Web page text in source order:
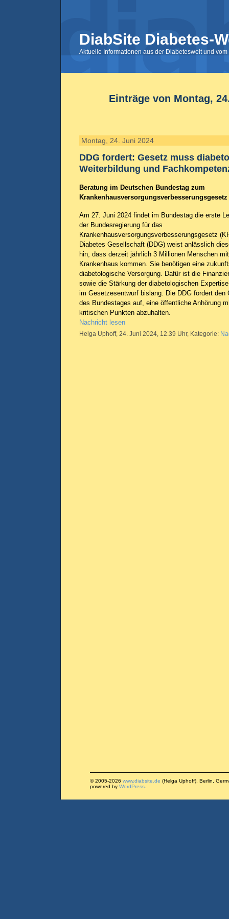
DiabSite Diabetes-
Aktuelle Informationen aus der Diabeteswelt und
Einträge von Montag,
Montag, 24. Juni 2024
DDG fordert: Gesetz muss
Weiterbildung und
Beratung im Deutschen Bundestag zum
Krankenhausversorgungsverbesserungsgesetz
Am 27. Juni 2024 findet im Bundestag die erste
der Bundesregierung für das
Krankenhausversorgungsverbesserungsgesetz
Diabetes Gesellschaft (DDG) weist anlässlich
hin, dass derzeit jährlich 3 Millionen Menschen
Krankenhaus kommen. Sie benötigen eine
diabetologische Versorgung. Dafür ist die
sowie die Stärkung der diabetologischen
im Gesetzesentwurf bislang. Die DDG fordert den
des Bundestages auf, eine öffentliche Anhörung
kritischen Punkten abzuhalten.
Nachricht lesen
Helga Uphoff, 24. Juni 2024, 12.39 Uhr, Kategorie:
© 2005-2026 www.diabsite.de (Helga Uphoff), Berlin,
powered by WordPress.